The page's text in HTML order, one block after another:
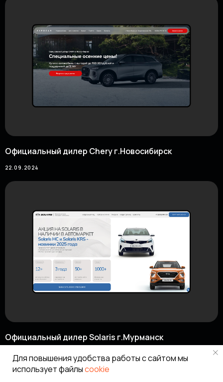
Официальный дилер Chery г.Новосибирск
22.09.2024
Официальный дилер Solaris г.Мурманск
22.09.2024
НАМ ПОНИМАНИЕ ЧТО
НУЖНО ДЕЛАТЬ
Подготовим
несколько вариантов
макета
вместе mind карту
подготовительную работу!
Учтем рекомендации
Дистрибьютора
руководством
Подберем блоки в
Обсудить проект
Для повышения удобства работы с сайтом мы
использует файлыcookie